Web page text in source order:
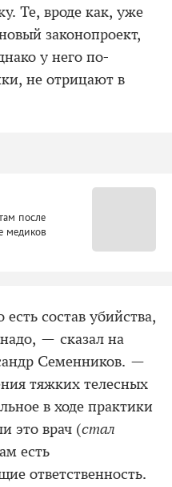
Те, вроде как, уже
законопроект,
у него по-
не отрицают в
после
медиков
есть состав убийства,
— сказал на
Семенников. —
тяжких телесных
в ходе практики
это врач (стал
есть
ответственность.